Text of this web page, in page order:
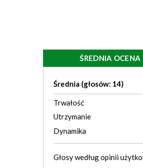
ŚREDNIA
Średnia (głosów: 14)
Trwałość
Utrzymanie
Dynamika
Głosy wedługopinii